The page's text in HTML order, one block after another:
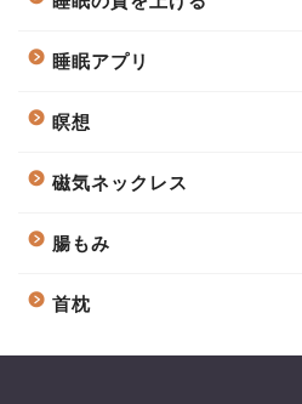
睡眠アプリ
瞑想
磁気ネックレス
腸もみ
首枕